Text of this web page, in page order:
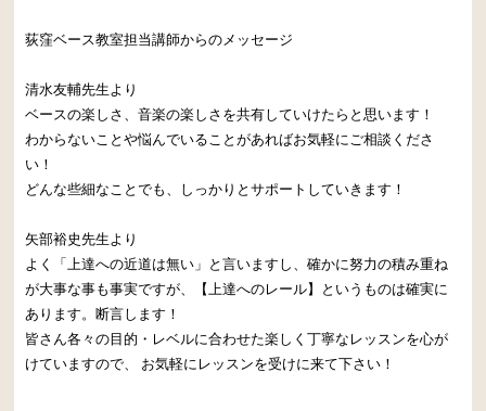
荻窪ベース教室担当講師からのメッセージ
清水友輔先生より
ベースの楽しさ、音楽の楽しさを共有していけたらと思います！
わからないことや悩んでいることがあればお気軽にご相談くださ
い！
どんな些細なことでも、しっかりとサポートしていきます！
矢部裕史先生より
よく「上達への近道は無い」と言いますし、確かに努力の積み重ね
が大事な事も事実ですが、【上達へのレール】というものは確実に
あります。断言します！
皆さん各々の目的・レベルに合わせた楽しく丁寧なレッスンを心が
けていますので、 お気軽にレッスンを受けに来て下さい！